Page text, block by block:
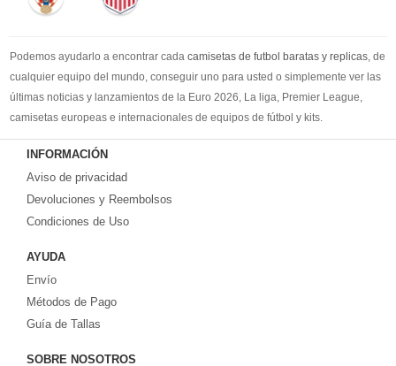
Podemos ayudarlo a encontrar cada camisetas de futbol baratas y replicas, de
cualquier equipo del mundo, conseguir uno para usted o simplemente ver las
últimas noticias y lanzamientos de la Euro 2026, La liga, Premier League,
camisetas europeas e internacionales de equipos de fútbol y kits.
Comprecamisetas de futbol baratasen la tienda deportiva más grande de
Europa. ¡Grandes ofertas en todas las camisetas del club de fútbol, ​​kits
europeos e internacionales, todo a los precios más bajos!
Compre nuestra gran selección de
equipaciones, camisetas y un portero a partir de €17.6. Diseños de fútbol
INFORMACIÓN
Aviso de privacidad
Devoluciones y Reembolsos
Condiciones de Uso
AYUDA
Envío
Métodos de Pago
Guía de Tallas
SOBRE NOSOTROS